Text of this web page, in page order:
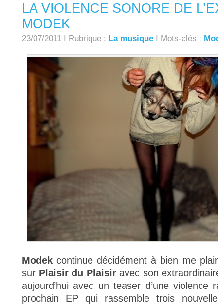
LA VIOLENCE SONORE DE
MODEK
23/07/2011 I Rubrique : La musique I Mots-clés :
Modek continue décidément à bien me
sur Plaisir du Plaisiravec son
aujourd’hui avec un teaser d’une violence
prochain EP qui rassemble trois